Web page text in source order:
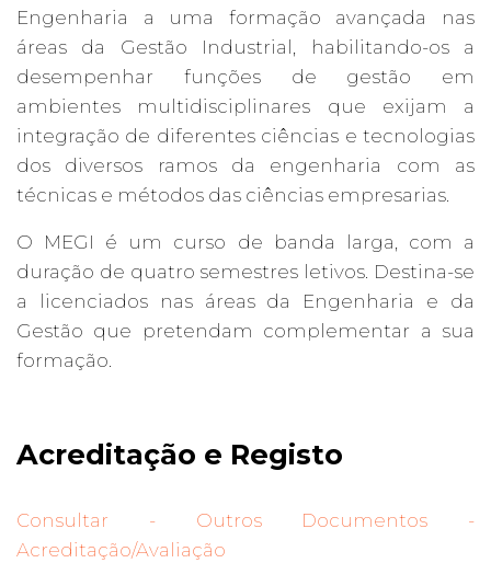
Engenharia a uma formação avançada nas
áreas da Gestão Industrial, habilitando-os a
desempenhar funções de gestão em
ambientes multidisciplinares que exijam a
integração de diferentes ciências e tecnologias
dos diversos ramos da engenharia com as
técnicas e métodos das ciências empresarias.
O MEGI é um curso de banda larga, com a
duração de quatro semestres letivos. Destina-se
a licenciados nas áreas da Engenharia e da
Gestão que pretendam complementar a sua
formação.
Acreditação e Registo
Consultar - Outros Documentos -
Acreditação/Avaliação